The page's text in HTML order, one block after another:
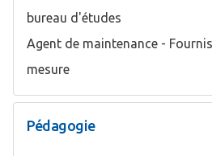
bureau d'études
Agent de maintenance -
mesure
Pédagogie